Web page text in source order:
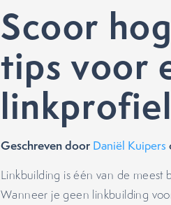
Scoor
tips voor
linkprofiel
Geschreven door Daniël Kuipers
Linkbuilding is één van de meest
Wanneer je geen linkbuilding